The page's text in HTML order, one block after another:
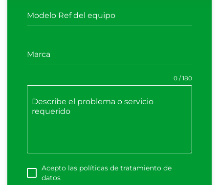
Modelo Ref del equipo
Marca
Describe el problema o servicio
requerido
0 / 180
Acepto las políticas de tratamiento de
datos